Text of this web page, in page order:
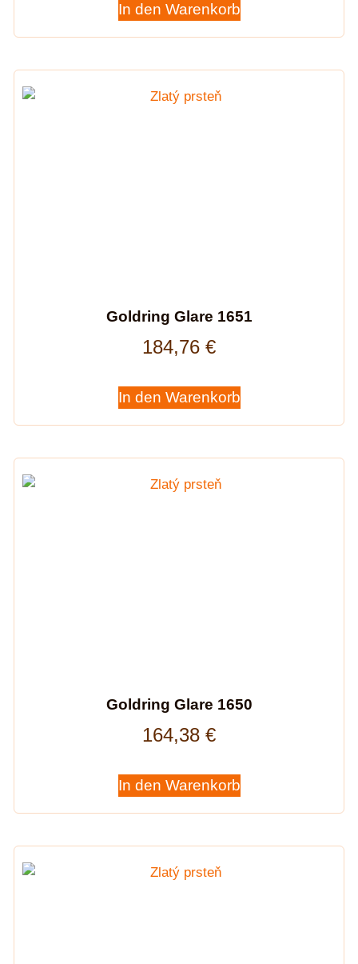
In den Warenkorb
Goldring Glare 1651
184,76 €
In den Warenkorb
Goldring Glare 1650
164,38 €
In den Warenkorb